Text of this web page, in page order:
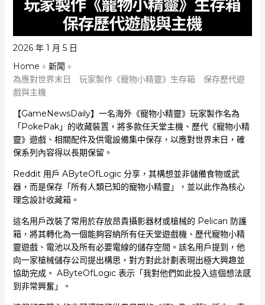
2026 年 1 月 5 日
Home
新聞
為應對世界末日 玩家製作《寵物小精靈》生存箱 保存歷代遊
戲與主機
【GameNewsDaily】一名海外《寵物小精靈》玩家製作名為
「PokePak」的收藏裝置，將多款任天堂主機、歷代《寵物小精
靈》遊戲、相關配件及供電設備集中保存，以應對世界末日，確
保系列內容得以長期保留。
Reddit 用戶 AByteOfLogic 分享，其構想並非儲備食物或武
器，而是保存「所有人類已知的寵物小精靈」，並以此作為核心
理念設計收藏箱。
這名用戶改裝了常用於存放昂貴攝影器材或槍械的 Pelican 防護
箱，將其轉化為一個能夠容納所有任天堂遊戲機、歷代寵物小精
靈遊戲、電池以及所有必要電線的儲存空間。該名用戶提到，他
向一家槍械儲存公司提出構思，對方對此計劃表現出極大興趣並
協助完成。 AByteOfLogic 表示「我對他們如此投入這個想法感
到非常興奮」。